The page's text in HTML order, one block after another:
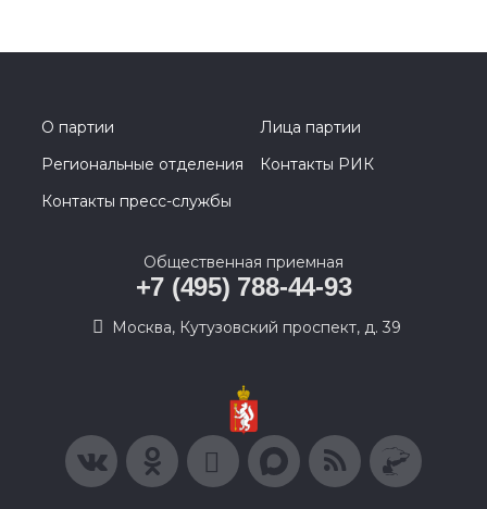
О партии
Лица партии
Региональные отделения
Контакты РИК
Контакты пресс-службы
Общественная приемная
+7 (495) 788-44-93
Москва, Кутузовский проспект, д. 39